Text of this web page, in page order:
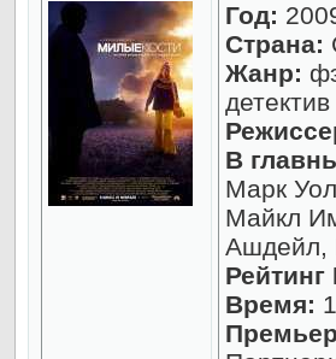
Год:
Страна:
Жанр:
детектив
В
Марк
Майкл
Ашдейл,
Рейтинг
Время: